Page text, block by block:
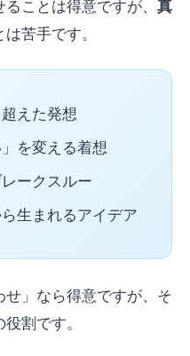
ことは得意ですが、 真
は苦手です。
えた発想
を変える着想
ークスルー
生まれるアイデア
」なら得意ですが、そ
割です。